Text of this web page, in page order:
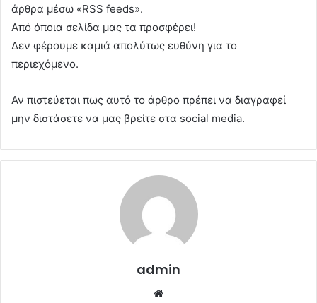
άρθρα μέσω «RSS feeds».
Από όποια σελίδα μας τα προσφέρει!
Δεν φέρουμε καμιά απολύτως ευθύνη για το
περιεχόμενο.
Αν πιστεύεται πως αυτό το άρθρο πρέπει να διαγραφεί
μην διστάσετε να μας βρείτε στα social media.
admin